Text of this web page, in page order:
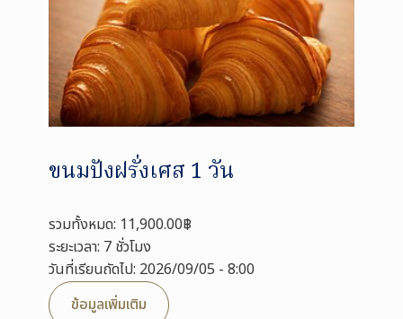
ขนมปังฝรั่งเศส 1 วัน
รวมทั้งหมด: 11,900.00฿
ระยะเวลา: 7 ชั่วโมง
วันที่เรียนถัดไป: 2026/09/05 - 8:00
ข้อมูลเพิ่มเติม